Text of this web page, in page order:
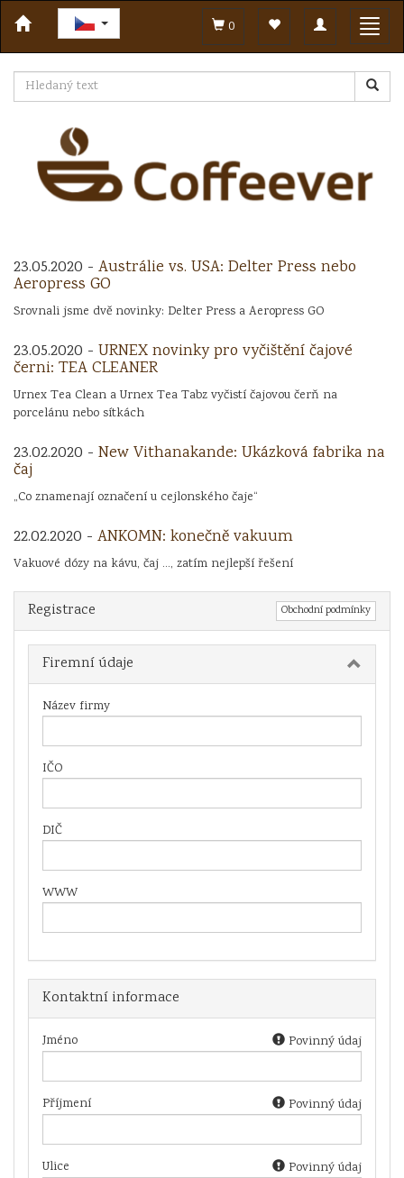
Toggle
navigation
0
23.05.2020 - Austrálie vs. USA: Delter Press nebo
Aeropress GO
Srovnali jsme dvě novinky: Delter Press a Aeropress GO
23.05.2020 - URNEX novinky pro vyčištění čajové
černi: TEA CLEANER
Urnex Tea Clean a Urnex Tea Tabz vyčistí čajovou čerň na
porcelánu nebo sítkách
23.02.2020 - New Vithanakande: Ukázková fabrika na
čaj
„Co znamenají označení u cejlonského čaje“
22.02.2020 - ANKOMN: konečně vakuum
Vakuové dózy na kávu, čaj ..., zatím nejlepší řešení
Registrace Obchodní podmínky
Firemní údaje
Název firmy
IČO
DIČ
WWW
Kontaktní informace
Jméno Povinný údaj
Příjmení Povinný údaj
Ulice Povinný údaj